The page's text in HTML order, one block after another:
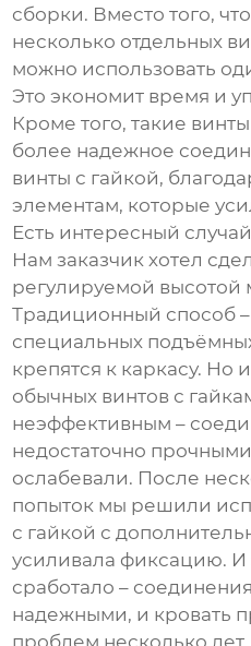
сборки. Вместо того,
несколько отдельных
можно использовать
Это экономит время и
Кроме того, такие
более надежное
винты с гайкой,
элементам, которые
Есть интересный
Нам заказчик хотел
регулируемой высотой
Традиционный способ
специальных
крепятся к каркасу. Но
обычных винтов с
неэффективным –
недостаточно
ослабевали. После
попыток мы решили
с гайкой с
усиливала фиксацию.
сработало –
надежными, и кровать